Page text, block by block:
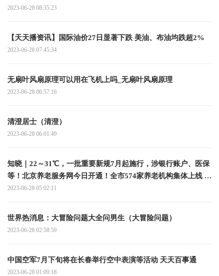
2023-06-28 08:35:23
【天天播资讯】国际油价27日显著下跌 美油、布油均跌超2%
2023-06-28 07:45:34
无扇叶风扇原理可以用在飞机上吗_无扇叶风扇原理
2023-06-28 06:57:16
清澄居士（清澄）
2023-06-28 06:01:49
知晓｜22～31℃，一批重要新规7月起施行，涉银行账户、医保
等！北京养老服务网今日开通！全市574家养老机构集体上线 全
球实时
2023-06-28 05:02:11
世界热消息：大冒险问题大全问男生（大冒险问题）
2023-06-28 02:58:59
中国空军7月下旬将在长春举行空中表演等活动 天天百事通
2023-06-28 01:09:18